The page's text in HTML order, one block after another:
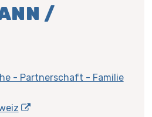
/
- Partnerschaft - Familie